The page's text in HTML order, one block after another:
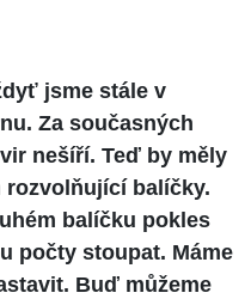
jsme stále v
Za současných
nešíří. Teď by měly
rozvolňující balíčky.
balíčku pokles
počty stoupat. Máme
Buď můžeme